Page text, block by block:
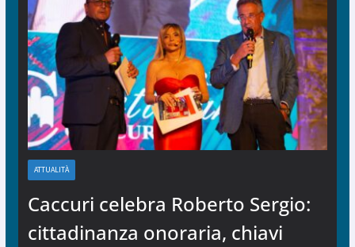
ATTUALITÀ
Caccuri celebra Roberto Sergio:
cittadinanza onoraria, chiavi